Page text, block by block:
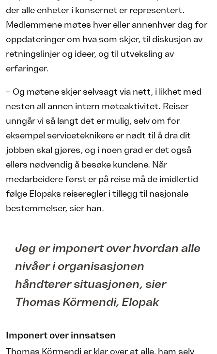
der alle enheter i konsernet er representert.
Medlemmene møtes hver eller annenhver dag for
oppdateringer om hva som skjer, til diskusjon av
retningslinjer og ideer, og til utveksling av
erfaringer.
– Og møtene skjer selvsagt via nett, i likhet med
nesten all annen intern møteaktivitet. Reiser
unngår vi så langt det er mulig, selv om for
eksempel serviceteknikere er nødt til å dra dit
jobben skal gjøres, og i noen grad er det også
ellers nødvendig å besøke kundene. Når
medarbeidere først er på reise må de imidlertid
følge Elopaks reiseregler i tillegg til nasjonale
bestemmelser, sier han.
Jeg er imponert over hvordan alle
nivåer i organisasjonen
håndterer situasjonen, sier
Thomas Körmendi, Elopak
Imponert over innsatsen
Thomas Körmendi er klar over at alle, ham selv